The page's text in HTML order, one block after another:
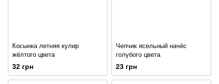
Косынка летняя кулир
жёлтого цвета
32 грн
Чепчик ясельный начёс
голубого цвета
23 грн